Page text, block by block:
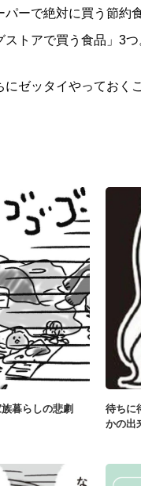
ーで絶対に買う節約
トアで買う食品」3
ゼッタイやっておく
暮らしの悲劇
待ちに
かの出